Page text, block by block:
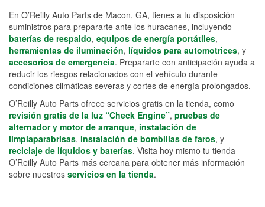
En O’Reilly Auto Parts de Macon, GA, tienes a tu disposición
suministros para prepararte ante los huracanes, incluyendo
baterías de respaldo, equipos de energía portátiles,
herramientas de iluminación, líquidos para automotrices, y
accesorios de emergencia. Prepararte con anticipación ayuda a
reducir los riesgos relacionados con el vehículo durante
condiciones climáticas severas y cortes de energía prolongados.
O’Reilly Auto Parts ofrece servicios gratis en la tienda, como
revisión gratis de la luz “Check Engine”, pruebas de
alternador y motor de arranque, instalación de
limpiaparabrisas, instalación de bombillas de faros, y
reciclaje de líquidos y baterías. Visita hoy mismo tu tienda
O’Reilly Auto Parts más cercana para obtener más información
sobre nuestros servicios en la tienda.